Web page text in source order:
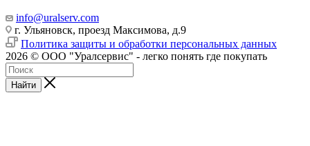
info@uralserv.com
г. Ульяновск, проезд Максимова, д.9
Политика защиты и обработки персональных данных
2026 © ООО "Уралсервис" - легко понять где покупать
Найти